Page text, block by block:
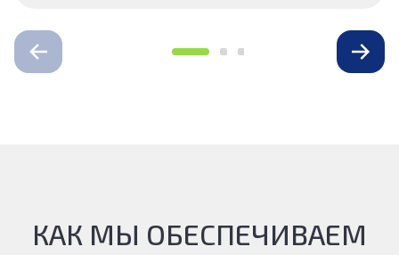
КАК МЫ ОБЕСПЕЧИВАЕМ